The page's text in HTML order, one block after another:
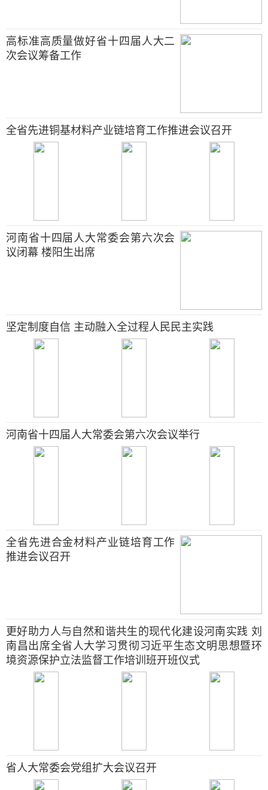
高标准高质量做好省十四届人大二
次会议筹备工作
全省先进铜基材料产业链培育工作推进会议召开
河南省十四届人大常委会第六次会
议闭幕 楼阳生出席
坚定制度自信 主动融入全过程人民民主实践
河南省十四届人大常委会第六次会议举行
全省先进合金材料产业链培育工作
推进会议召开
更好助力人与自然和谐共生的现代化建设河南实践 刘
南昌出席全省人大学习贯彻习近平生态文明思想暨环
境资源保护立法监督工作培训班开班仪式
省人大常委会党组扩大会议召开